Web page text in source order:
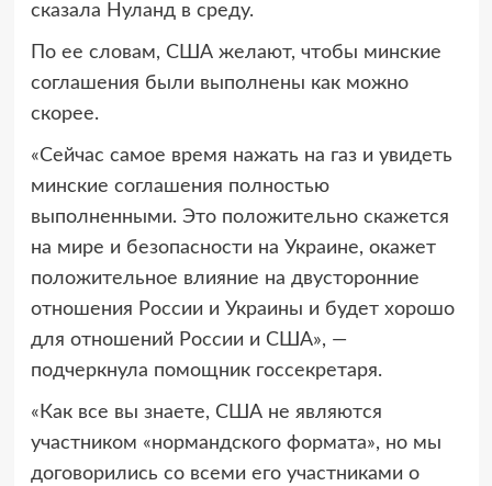
сказала Нуланд в среду.
По ее словам, США желают, чтобы минские
соглашения были выполнены как можно
скорее.
«Сейчас самое время нажать на газ и увидеть
минские соглашения полностью
выполненными. Это положительно скажется
на мире и безопасности на Украине, окажет
положительное влияние на двусторонние
отношения России и Украины и будет хорошо
для отношений России и США», —
подчеркнула помощник госсекретаря.
«Как все вы знаете, США не являются
участником «нормандского формата», но мы
договорились со всеми его участниками о